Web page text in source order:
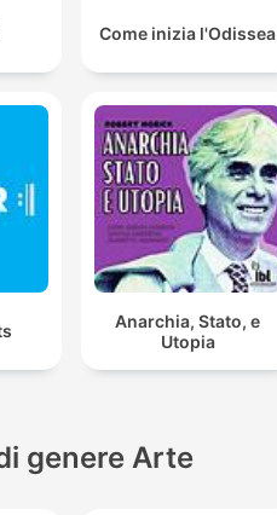
Come inizia l'Odissea
Anarchia, Stato, e
Utopia
genere Arte